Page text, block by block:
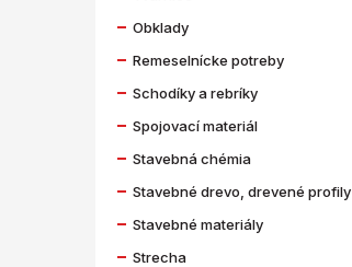
Obklady
Remeselnícke potreby
Schodíky a rebríky
Spojovací materiál
Stavebná chémia
Stavebné drevo, drevené profily
Stavebné materiály
Strecha